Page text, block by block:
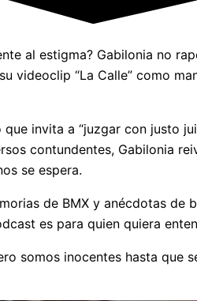
al estigma? Gabilonia no
videoclip “La Calle” como
invita a “juzgar con justo
contundentes, Gabilonia
se espera.
de BMX y anécdotas
es para quien quiera
somos inocentes hasta